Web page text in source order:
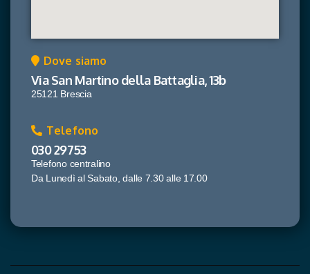
Dove siamo
Via San Martino della Battaglia, 13b
25121 Brescia
Telefono
030 29753
Telefono centralino
Da Lunedì al Sabato, dalle 7.30 alle 17.00